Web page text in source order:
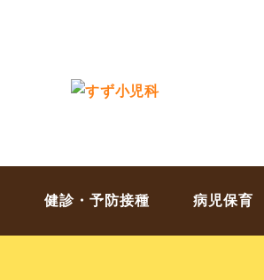
健診・予防接種 病児保育